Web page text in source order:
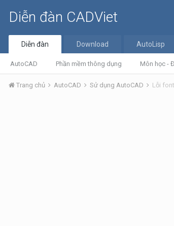
Diễn đàn CADViet
Diễn đàn
AutoCAD Phần mềm thông dụng Môn học -
Download AutoLisp
Trang chủ AutoCAD Sử dụng AutoCAD Lỗi